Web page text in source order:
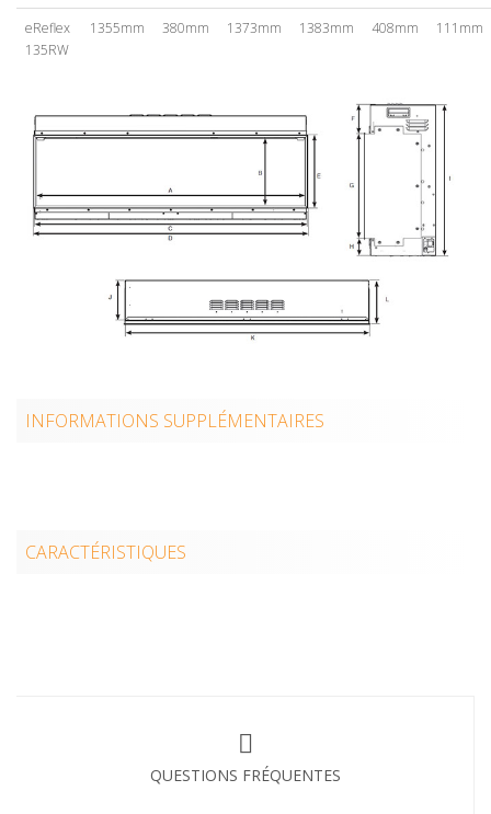
eReflex
135RW
1355mm 380mm 1373mm 1383mm 408mm 111mm
INFORMATIONS SUPPLÉMENTAIRES
CARACTÉRISTIQUES
QUESTIONS FRÉQUENTES